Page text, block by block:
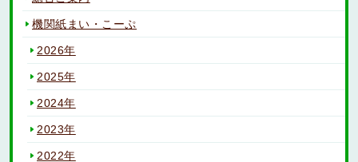
機関紙まい・こーぷ
2026年
2025年
2024年
2023年
2022年